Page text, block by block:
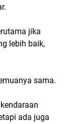
jika
lebih baik,
sama.
ada juga